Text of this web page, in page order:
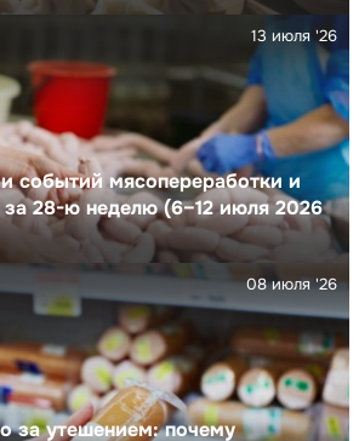
событий мясопереработки и
за 28-ю неделю (6–12 июля 2026
13 июля '26
за утешением: почему
08 июля '26